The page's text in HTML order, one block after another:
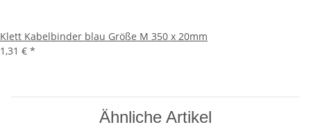
Klett Kabelbinder blau Größe M 350 x 20mm
1,31 € *
Ähnliche Artikel